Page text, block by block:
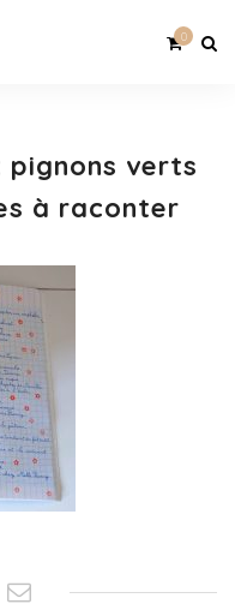
0
pignons verts
à raconter